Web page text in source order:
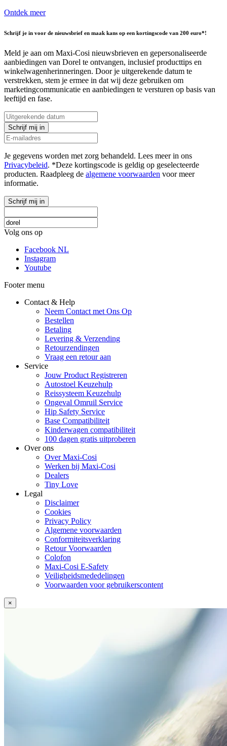
Ontdek meer
Schrijf je in voor de nieuwsbrief en maak kans op een kortingscode van 200 euro*!
Meld je aan om Maxi-Cosi nieuwsbrieven en gepersonaliseerde
aanbiedingen van Dorel te ontvangen, inclusief producttips en
winkelwagenherinneringen. Door je uitgerekende datum te
verstrekken, stem je ermee in dat wij deze gebruiken om
marketingcommunicatie en aanbiedingen te versturen op basis van
leeftijd en fase.
Schrijf mij in
Je gegevens worden met zorg behandeld. Lees meer in ons
Privacybeleid. *Deze kortingscode is geldig op geselecteerde
producten. Raadpleeg de algemene voorwaarden voor meer
informatie.
Schrijf mij in
Volg ons op
Facebook NL
Instagram
Youtube
Footer menu
Contact & Help
Neem Contact met Ons Op
Bestellen
Betaling
Levering & Verzending
Retourzendingen
Vraag een retour aan
Service
Jouw Product Registreren
Autostoel Keuzehulp
Reissysteem Keuzehulp
Ongeval Omruil Service
Hip Safety Service
Base Compatibiliteit
Kinderwagen compatibiliteit
100 dagen gratis uitproberen
Over ons
Over Maxi-Cosi
Werken bij Maxi-Cosi
Dealers
Tiny Love
Legal
Disclaimer
Cookies
Privacy Policy
Algemene voorwaarden
Conformiteitsverklaring
Retour Voorwaarden
Colofon
Maxi-Cosi E-Safety
Veiligheidsmededelingen
Voorwaarden voor gebruikerscontent
×